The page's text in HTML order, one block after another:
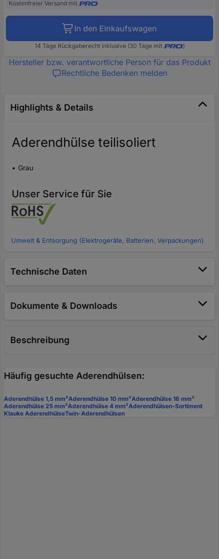
Kostenfreier Versand mit
In den Einkaufswagen
14 Tage Rückgaberecht inklusive (30 Tage mit )
Hersteller bzw. verantwortliche Person für das Produkt
Rechtliche Bedenken melden
Highlights & Details
Aderendhülse teilisoliert
Grau
Unser Service für Sie
Umwelt & Entsorgung (Elektrogeräte, Batterien, Verpackungen)
Technische Daten
Dokumente & Downloads
Beschreibung
Häufig gesuchte Aderendhülsen:
Aderendhülse 1,5 mm²Aderendhülse 10 mm²Aderendhülse 16 mm²
Aderendhülse 25 mm²Aderendhülse 4 mm²Aderendhülsen-Sortiment
Klauke AderendhülseTwin-Aderendhülsen